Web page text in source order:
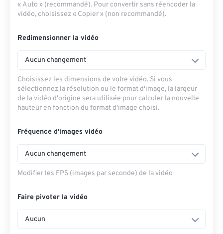
« Auto » (recommandé). Pour convertir sans réencoder la
vidéo, choisissez « Copier » (non recommandé).
Redimensionner la vidéo
Aucun changement
Choisissez les dimensions de votre vidéo. Si vous
sélectionnez la résolution ou le format d'image, la largeur
de la vidéo d'origine sera utilisée pour calculer la nouvelle
hauteur en fonction du format d'image choisi.
Fréquence d'images vidéo
Aucun changement
Modifier les FPS (images par seconde) de la vidéo
Faire pivoter la vidéo
Aucun